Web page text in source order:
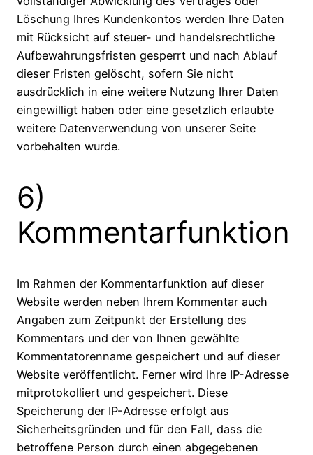
Löschung Ihres Kundenkontos werden Ihre Daten
mit Rücksicht auf steuer- und handelsrechtliche
Aufbewahrungsfristen gesperrt und nach Ablauf
dieser Fristen gelöscht, sofern Sie nicht
ausdrücklich in eine weitere Nutzung Ihrer Daten
eingewilligt haben oder eine gesetzlich erlaubte
weitere Datenverwendung von unserer Seite
vorbehalten wurde.
6)
Kommentarfunktion
Im Rahmen der Kommentarfunktion auf dieser
Website werden neben Ihrem Kommentar auch
Angaben zum Zeitpunkt der Erstellung des
Kommentars und der von Ihnen gewählte
Kommentatorenname gespeichert und auf dieser
Website veröffentlicht. Ferner wird Ihre IP-Adresse
mitprotokolliert und gespeichert. Diese
Speicherung der IP-Adresse erfolgt aus
Sicherheitsgründen und für den Fall, dass die
betroffene Person durch einen abgegebenen